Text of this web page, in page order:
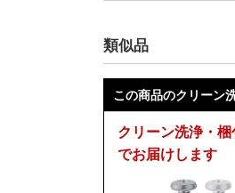
類似品
この商品のクリーン
クリーン洗浄・梱
でお届けします